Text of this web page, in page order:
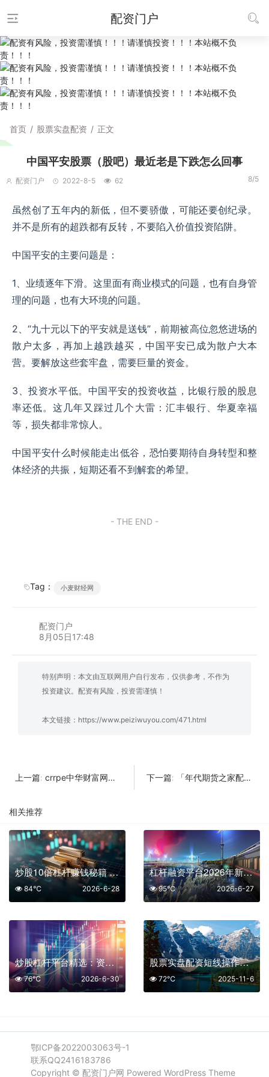
配资门户
首页 / 股票实盘配资 / 正文
中国平安股票（股吧）最近老是下跌怎么回事
配资门户 2022-8-5 62 8/5
虽然创了五年内的新低，但不要骄傲，可能还要创纪录。
并不是所有的超跌都有反转，不要陷入价值投资陷阱。
中国平安的主要问题是：
1、业绩逐年下滑。这里面有商业模式的问题，也有自身管
理的问题，也有大环境的问题。
2、“九十元以下的平安就是送钱”，前期被高位忽悠进场的
散户太多，再加上越跌越买，中国平安已成为散户大本
营。要解放这些套牢盘，需要巨量的资金。
3、投资水平低。中国平安的投资收益，比银行股的股息
率还低。这几年又踩过几个大雷：汇丰银行、华夏幸福
等，损失都非常惊人。
中国平安什么时候能走出低谷，恐怕要期待自身转型和整
体经济的共振，短期还看不到解套的希望。
- THE END -
Tag： 小麦财经网
配资门户
8月05日17:48
特别声明：本文由互联网用户自行发布，仅供参考，不作为
投资建议。配资有风险，投资需谨慎！
本文链接： https://www.peiziwuyou.com/471.html
上一篇: crrpe中华财富网新闻:炒股的本质是压板块 下一篇: 「年代期货之家配资」炒股方法要经过牛熊的验证
相关推荐
炒股10倍杠杆赚钱秘籍 四家平台实战测评
2026-6-28
84℃
杠杆融资平台2026年新趋势：深度解析资本倍增的核心逻辑
2026-6-27
95℃
炒股杠杆平台精选：资金效率翻倍的三大核心平台
2026-6-30
76℃
股票实盘配资短线操作策略：警惕高杠杆陷阱，远离非法交易
2025-11-6
72℃
鄂ICP备2022003063号-1
联系QQ2416183786
Copyright © 配资门户网 Powered WordPress Theme